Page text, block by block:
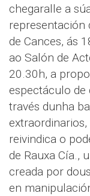
chegaralle a
representación
de Cances, ás
ao Salón de
20.30h, a
espectáculo
través dunha
reivindica o
de Rauxa Cía.,
creada por
en